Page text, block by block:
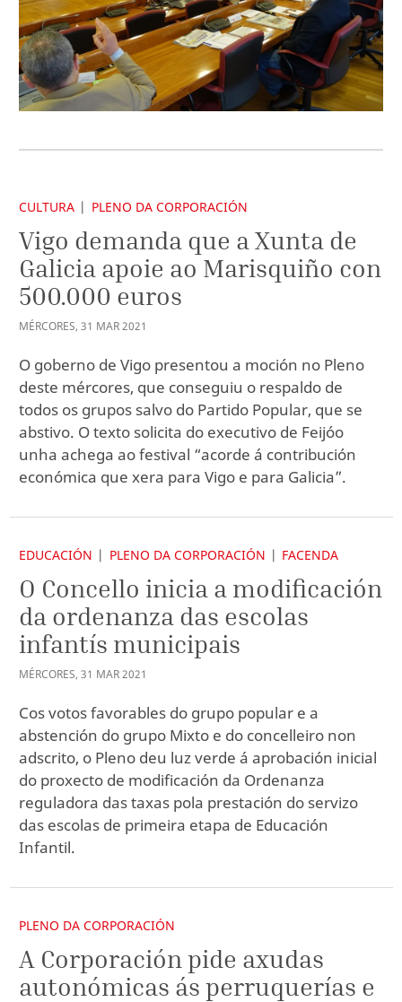
CULTURA PLENO DA CORPORACIÓN
Vigo demanda que a Xunta de
Galicia apoie ao Marisquiño con
500.000 euros
MÉRCORES, 31 MAR2021
O goberno de Vigo presentou a moción no Pleno
deste mércores, que conseguiu o respaldo de
todos os grupos salvo do Partido Popular, que se
abstivo. O texto solicita do executivo de Feijóo
unha achega ao festival “acorde á contribución
económica que xera para Vigo e para Galicia”.
EDUCACIÓN PLENO DA CORPORACIÓN FACENDA
O Concello inicia a modificación
da ordenanza das escolas
infantís municipais
MÉRCORES, 31 MAR2021
Cos votos favorables do grupo popular e a
abstención do grupo Mixto e do concelleiro non
adscrito, o Pleno deu luz verde á aprobación inicial
do proxecto de modificación da Ordenanza
reguladora das taxas pola prestación do servizo
das escolas de primeira etapa de Educación
Infantil.
PLENO DA CORPORACIÓN
A Corporación pide axudas
autonómicas ás perruquerías e